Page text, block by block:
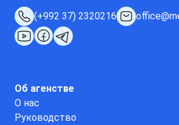
(+992 37) 2320216
Об агенстве
О нас
Руководство